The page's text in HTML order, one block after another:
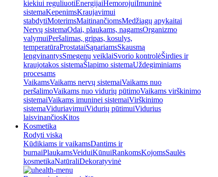
kiekiui reguliuotiEnergijaiHemorojuiImuninė
sistemaKepenimsKraujavimui
stabdytiMoterimsMaitinančiomsMedžiagų apykaitai
Nervų sistemaOdai, plaukams, nagamsOrganizmo
valymuiPeršalimas, gripas, kosulys,
temperatūraProstataiSąnariamsSkausmą
lengvinantysSmegenų veiklaiSvorio kontrolėŠirdies ir
kraujotakos sistemaŠlapimo sistemaUždegiminiams
procesams
VaikamsVaikams nervų sistemaiVaikams nuo
peršalimoVaikams nuo vidurių pūtimoVaikams virškinimo
sistemaiVaikams imuninei sistemaiVirškinimo
sistemaViduriavimuiVidurių pūtimuiVidurius
laisvinančiosKitos
Kosmetika
Rodyti viską
Kūdikiams ir vaikamsDantims ir
burnaiPlaukamsVeiduiKūnuiRankomsKojomsSaulės
kosmetikaNatūraliDekoratyvinė